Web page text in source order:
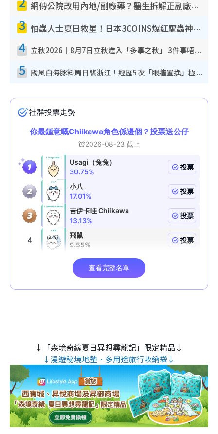
網傳公院改用內地/副廠藥？醫生拆解正副廠分別 揭4類人換藥隨時出事
3 怕蟲人士夏日救星！日本3COINS爆紅驅蟲神器$45起 1招「全程免觸碰」輕鬆搞定小強
4 立秋2026｜8月7日立秋進入「多事之秋」 3件事唔做得！專家教6招開運 清枱頭／銀包納氣接好運
5 颱風白海豚料周日襲浙江！經歷5次「眼牆置換」極罕見 成登陸內地最長途颱風
↓「森境奇緣夏日異想尋龍記」限定精品↓
↓漫遊秘境地墊、多用途旅行收納袋↓